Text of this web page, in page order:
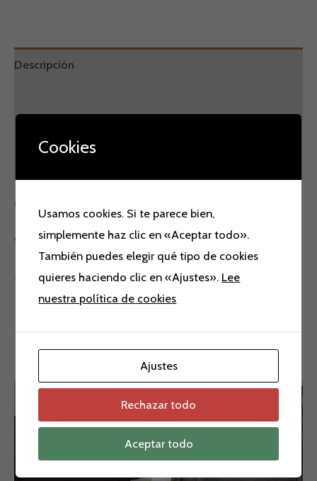
Descripción
Mochila urbana 42 x 30 x 11 aprox
Varios colores: Verde ,Negro,Lila, Azul y rosa.
19.5Litros-0.4Kg
Productos relacionados
Cookies
Usamos cookies. Si te parece bien,
simplemente haz clic en «Aceptar todo».
También puedes elegir qué tipo de cookies
quieres haciendo clic en «Ajustes». Lee
nuestra política de cookies
Ajustes
Rechazar todo
Aceptar todo